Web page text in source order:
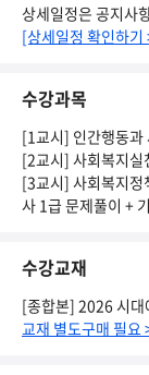
상세일정은 공지사
[상세일정 확인하기
수강과목
[1교시] 인간행동과
[2교시] 사회복지실
[3교시] 사회복지정
사 1급 문제풀이 +
수강교재
[종합본] 2026 시대
교재 별도구매 필요